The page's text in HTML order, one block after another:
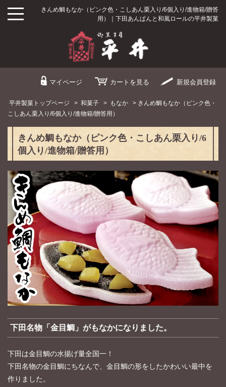
きんめ鯛もなか（ピンク色・こしあん栗入り/6個入り/進物箱/贈答
用）｜下田あんぱんと和風ロールの平井製菓
マイページ カート を見る 新規会員登録
平井製菓トップページ > 和菓子 > もなか
> きんめ鯛もなか（ピンク色・
こしあん栗入り/6個入り/進物箱/贈答用）
きんめ鯛もなか（ピンク色・こしあん栗入り/6
個入り/進物箱/贈答用）
下田名物「金目鯛」がもなかになりました。
下田は金目鯛の水揚げ量全国一！
下田名物の金目鯛にちなんで、金目鯛の形をしたかわいい最中を
作りました。